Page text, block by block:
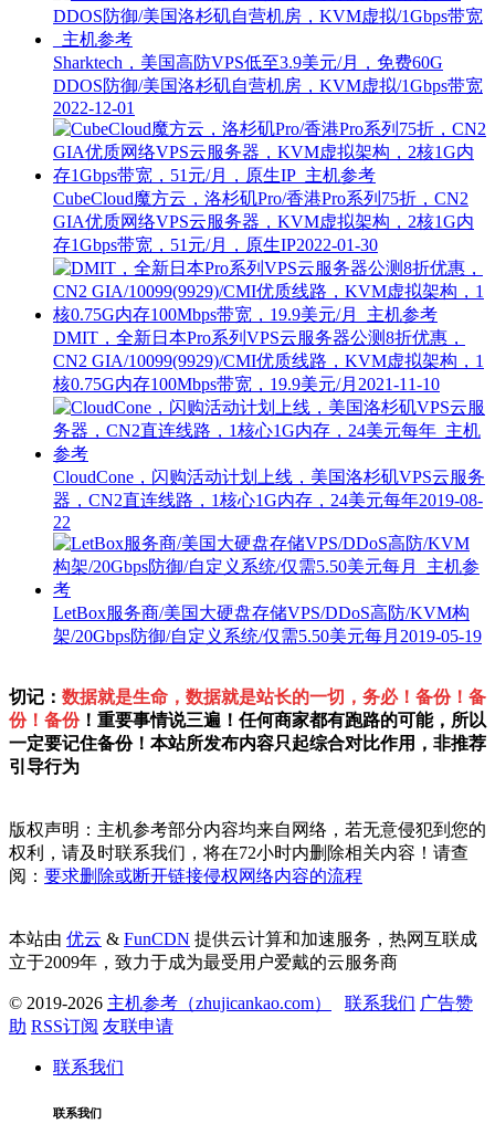
Sharktech，美国高防VPS低至3.9美元/月，免费60G
DDOS防御/美国洛杉矶自营机房，KVM虚拟/1Gbps带宽
2022-12-01
CubeCloud魔方云，洛杉矶Pro/香港Pro系列75折，CN2
GIA优质网络VPS云服务器，KVM虚拟架构，2核1G内
存1Gbps带宽，51元/月，原生IP2022-01-30
DMIT，全新日本Pro系列VPS云服务器公测8折优惠，
CN2 GIA/10099(9929)/CMI优质线路，KVM虚拟架构，1
核0.75G内存100Mbps带宽，19.9美元/月 2021-11-10
CloudCone，闪购活动计划上线，美国洛杉矶VPS云服务
器，CN2直连线路，1核心1G内存，24美元每年2019-08-
22
LetBox服务商/美国大硬盘存储VPS/DDoS高防/KVM构
架/20Gbps防御/自定义系统/仅需5.50美元每月 2019-05-19
切记： 数据就是生命，数据就是站长的一切，务必！备份！备
份！备份！重要事情说三遍！任何商家都有跑路的可能，所以
一定要记住备份！本站所发布内容只起综合对比作用，非推荐
引导行为
版权声明：主机参考部分内容均来自网络，若无意侵犯到您的
权利，请及时联系我们，将在72小时内删除相关内容！请查
阅： 要求删除或断开链接侵权网络内容的流程
本站由 优云 & FunCDN 提供云计算和加速服务，热网互联成
立于2009年，致力于成为最受用户爱戴的云服务商
© 2019-2026 主机参考（zhujicankao.com） 联系我们 广告赞
助 RSS订阅 友联申请
联系我们
联系我们